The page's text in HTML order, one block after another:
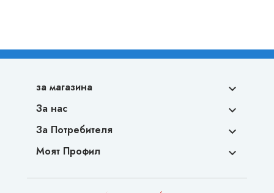
за магазина 
За нас 
За Потребителя 
Моят Профил 